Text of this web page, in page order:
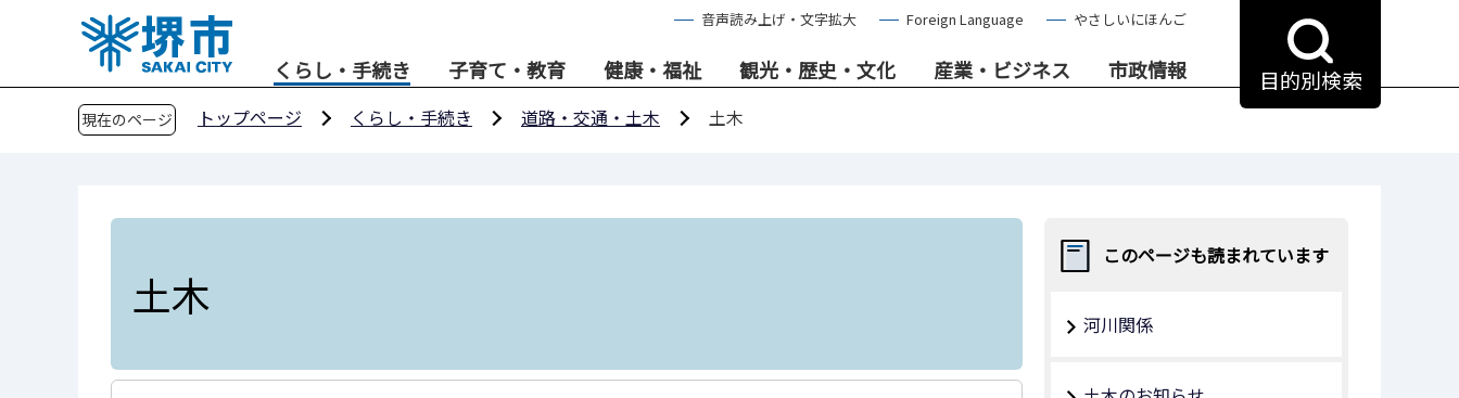
音声読み上げ・文字拡大 Foreign Language やさしいにほんご
くらし・手続き 子育て・教育 健康・福祉 観光・歴史・文化 産業・ビジネス 市政情報 目的別検索
現在のページ トップページ くらし・手続き 道路・交通・土木 土木
土木
このページも読まれています
河川関係